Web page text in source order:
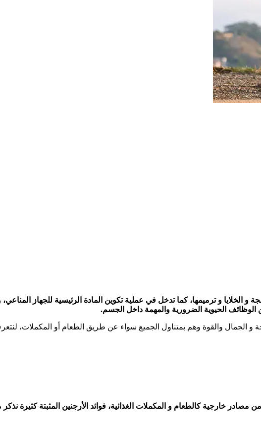
الخلايا و ترميمها، كما تدخل في عملية تكوين المادة الرئيسية للجهاز
الوظائف الحيوية الضرورية والمهمة داخل الجسم.
خارجية كالطعام و المكملات الغذائية، فوائد الأرجنين المثبتة كثيرة نذكر